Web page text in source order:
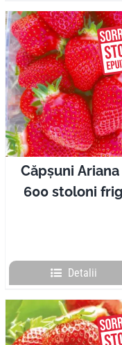
Căpșuni
600 stoloni
Detalii